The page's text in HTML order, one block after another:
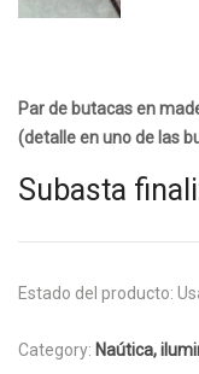
Par de butacas en
(detalle en uno de las
Subasta
Estado del producto:
Category: Naútica,